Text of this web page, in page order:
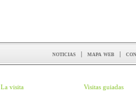
noticias | mapa web |
La visita Visitas guiadas